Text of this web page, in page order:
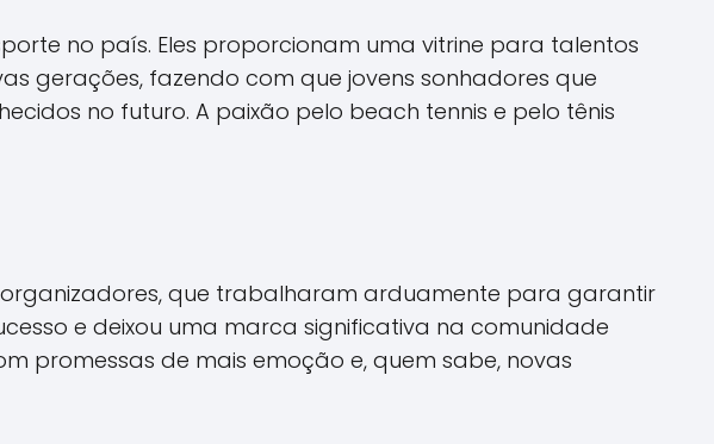
no país. Eles proporcionam uma vitrine para talentos
gerações, fazendo com que jovens sonhadores que
no futuro. A paixão pelo beach tennis e pelo tênis
que trabalharam arduamente para garantir
e deixou uma marca significativa na comunidade
promessas de mais emoção e, quem sabe, novas